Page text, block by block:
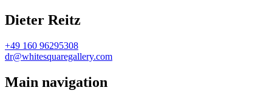
Dieter Reitz
+49 160 96295308
dr@whitesquaregallery.com
Main navigation